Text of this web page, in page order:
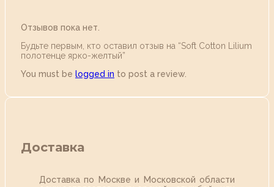
Отзывов пока нет.
Будьте первым, кто оставил отзыв на “Soft Сotton Lilium
полотенце ярко-желтый”
You must be logged in to post a review.
Доставка
Доставка по Москве и Московской области